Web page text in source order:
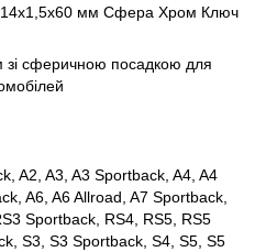
мм Сфера Хром Ключ
зі сферичною посадкою для
A2, A3, A3 Sportback, A4, A4
A6, A6 Allroad, A7 Sportback,
Sportback, RS4, RS5, RS5
S3, S3 Sportback, S4, S5, S5